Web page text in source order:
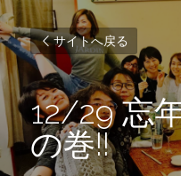
サイトへ戻る
12/29 忘
の巻!!